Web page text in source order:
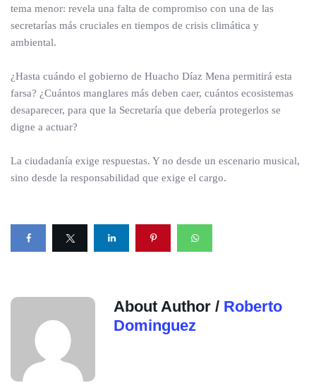
tema menor: revela una falta de compromiso con una de las
secretarías más cruciales en tiempos de crisis climática y
ambiental.
¿Hasta cuándo el gobierno de Huacho Díaz Mena permitirá esta
farsa? ¿Cuántos manglares más deben caer, cuántos ecosistemas
desaparecer, para que la Secretaría que debería protegerlos se
digne a actuar?
La ciudadanía exige respuestas. Y no desde un escenario musical,
sino desde la responsabilidad que exige el cargo.
About Author / Roberto
Dominguez